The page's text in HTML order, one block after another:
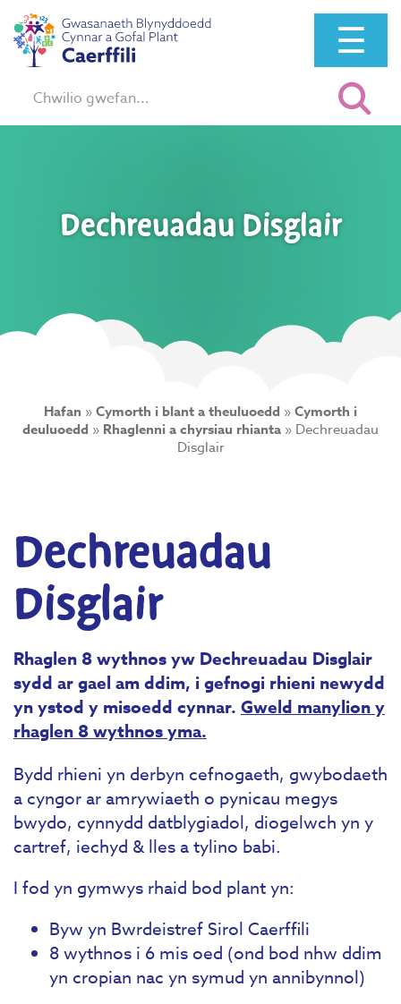
☰
Chwilio:
Dechreuadau Disglair
Hafan »Cymorth i blant a theuluoedd »Cymorth i
deuluoedd » Rhaglenni a chyrsiau rhianta » Dechreuadau
Disglair
Dechreuadau
Disglair
Rhaglen 8 wythnos yw Dechreuadau Disglair
sydd ar gael am ddim, i gefnogi rhieni newydd
yn ystod y misoedd cynnar. Gweld manylion y
rhaglen 8 wythnos yma.
Bydd rhieni yn derbyn cefnogaeth, gwybodaeth
a cyngor ar amrywiaeth o pynicau megys
bwydo, cynnydd datblygiadol, diogelwch yn y
cartref, iechyd & lles a tylino babi.
I fod yn gymwys rhaid bod plant yn:
Byw yn Bwrdeistref Sirol Caerffili
8 wythnos i 6 mis oed (ond bod nhw ddim
yn cropian nac yn symud yn annibynnol)